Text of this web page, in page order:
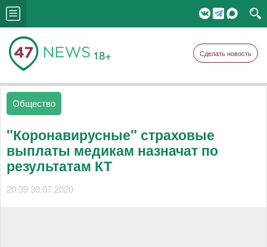
18+ Сделать новость
Общество
"Коронавирусные" страховые
выплаты медикам назначат по
результатам КТ
20:39 30.07.2020